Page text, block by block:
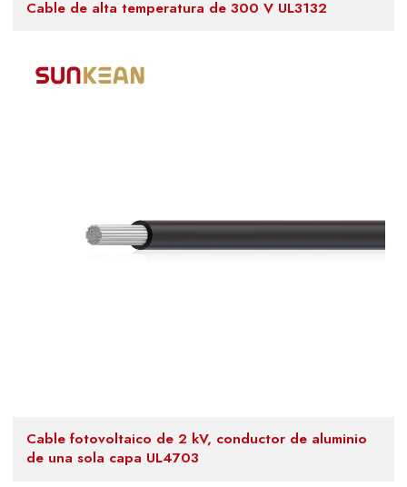
Cable de alta temperatura de 300 V UL3132
Cable fotovoltaico de 2 kV, conductor de aluminio
de una sola capa UL4703